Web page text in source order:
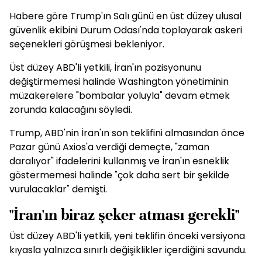
Habere göre Trump'ın Salı günü en üst düzey ulusal
güvenlik ekibini Durum Odası'nda toplayarak askeri
seçenekleri görüşmesi bekleniyor.
Üst düzey ABD'li yetkili, İran'ın pozisyonunu
değiştirmemesi halinde Washington yönetiminin
müzakerelere "bombalar yoluyla" devam etmek
zorunda kalacağını söyledi.
Trump, ABD'nin İran'ın son teklifini almasından önce
Pazar günü Axios'a verdiği demeçte, "zaman
daralıyor" ifadelerini kullanmış ve İran'ın esneklik
göstermemesi halinde "çok daha sert bir şekilde
vurulacaklar" demişti.
"İran'ın biraz şeker atması gerekli"
Üst düzey ABD'li yetkili, yeni teklifin önceki versiyona
kıyasla yalnızca sınırlı değişiklikler içerdiğini savundu.